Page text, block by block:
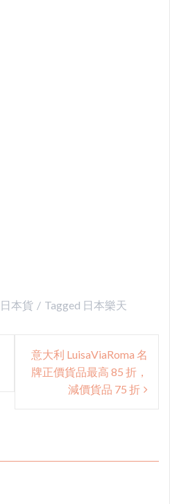
日本貨 Tagged 日本樂天
意大利 LuisaViaRoma 名
牌正價貨品最高 85 折，
減價貨品 75 折